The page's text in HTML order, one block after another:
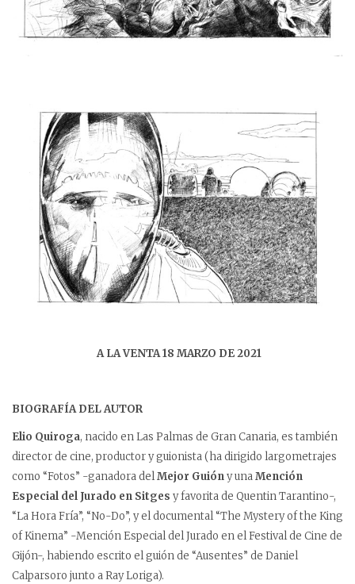
A LA VENTA 18 MARZO DE 2021
BIOGRAFÍA DEL AUTOR
Elio Quiroga, nacido en Las Palmas de Gran Canaria, es también
director de cine, productor y guionista (ha dirigido largometrajes
como “Fotos” -ganadora delMejor Guióny unaMención
Especial del Jurado en Sitges y favorita de Quentin Tarantino-,
“La Hora Fría”, “No-Do”, y el documental “The Mystery of the King
of Kinema” -Mención Especial del Jurado en el Festival de Cine de
Gijón-, habiendo escrito el guión de “Ausentes” de Daniel
Calparsoro junto a Ray Loriga).